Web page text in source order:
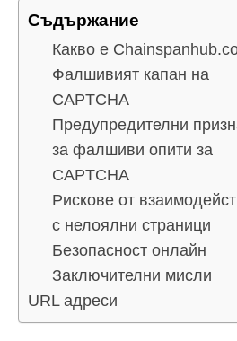
Съдържание
Какво е
Фалшивият капан на
CAPTCHA
Предупредителни
за фалшиви опити за
CAPTCHA
Рискове от
с нелоялни страници
Безопасност онлайн
Заключителни мисли
URL адреси